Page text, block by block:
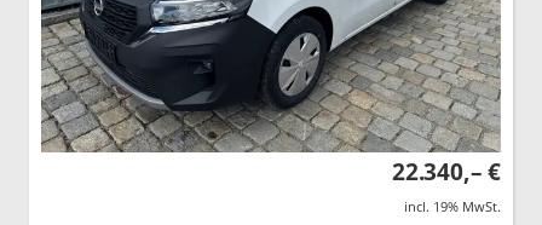
22.340,– €
incl. 19% MwSt.